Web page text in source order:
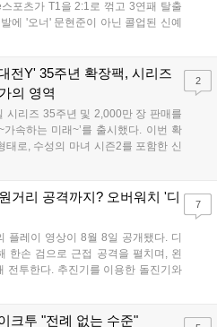
포츠가 T1을 2:1로 꺾고 3연패 탈출
에 '오너' 문현준이 아닌 콜업된 신예
, 결국 1:2로 패배하고 말았다. T1은
전Y' 35주년 확장팩, 시리즈
의 영역
시리즈 35주년 및 2,000만 장 판매를
가속하는 미래~’를 출시했다. 이번 확
태로, 수성의 마녀 시즌2를 포함한 신
기를 선보이며 작품을 완결 짓는다.
합을 구현하며 시리즈의 미래를 향한
2
거리 공격까지? 오버워치 '디
플레이 영상이 8월 8일 공개됐다. 디
한손 검으로 근접 공격을 펼치며, 왼
전투한다. 추진기를 이용한 돌진기와
고, 메카 파괴 시 맨몸으로 기관총을
정식 출시될 예정이다....
7
크투 "전례 없는 수준"